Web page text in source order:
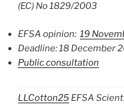
(EC) No 1829/2003
EFSA opinion: 19
Deadline: 18 December
Public consultation
LLCotton25 EFSA